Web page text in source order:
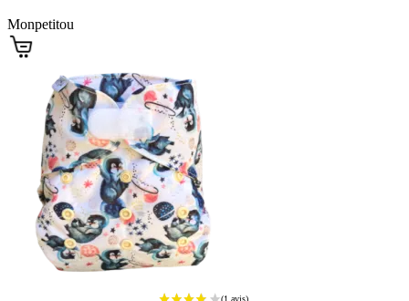
Monpetitou